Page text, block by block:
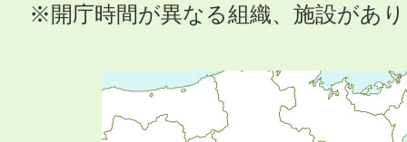
※開庁時間が異なる組織、施設があ